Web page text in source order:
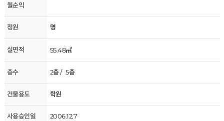
월순익
정원 명
실면적 55.48㎡
층수 2층 / 5층
건물용도 학원
사용승인일 2006.12.7